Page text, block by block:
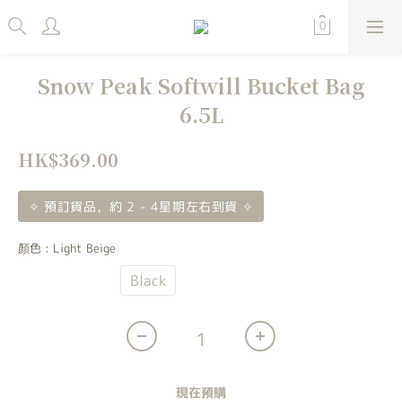
Snow Peak Softwill Bucket Bag
6.5L
HK$369.00
✧ 預訂貨品，約 2 - 4星期左右到貨 ✧
顏色 : Light Beige
Black
現在預購